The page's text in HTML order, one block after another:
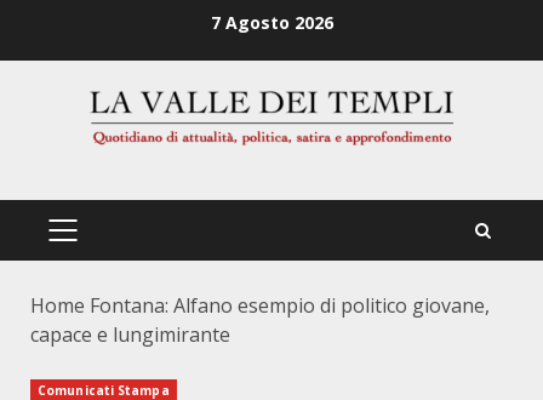
7 Agosto 2026
PRIMÄRES
Home Fontana: Alfano esempio di politico giovane,
capace e lungimirante
Comunicati Stampa